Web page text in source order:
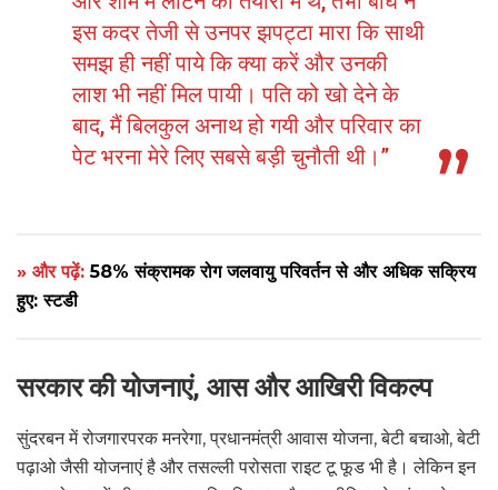
इस कदर तेजी से उनपर झपट्टा मारा कि साथी
समझ ही नहीं पाये कि क्या करें और उनकी
लाश भी नहीं मिल पायी। पति को खो देने के
बाद, मैं बिलकुल अनाथ हो गयी और परिवार का
पेट भरना मेरे लिए सबसे बड़ी चुनौती थी।”
» और पढ़ें:58% संक्रामक रोग जलवायु परिवर्तन से और अधिक सक्रिय
हुए: स्टडी
सरकार की योजनाएं, आस और आखिरी विकल्प
सुंदरबन में रोजगारपरक मनरेगा, प्रधानमंत्री आवास योजना, बेटी बचाओ, बेटी
पढ़ाओ जैसी योजनाएं है और तसल्ली परोसता राइट टू फूड भी है। लेकिन इन